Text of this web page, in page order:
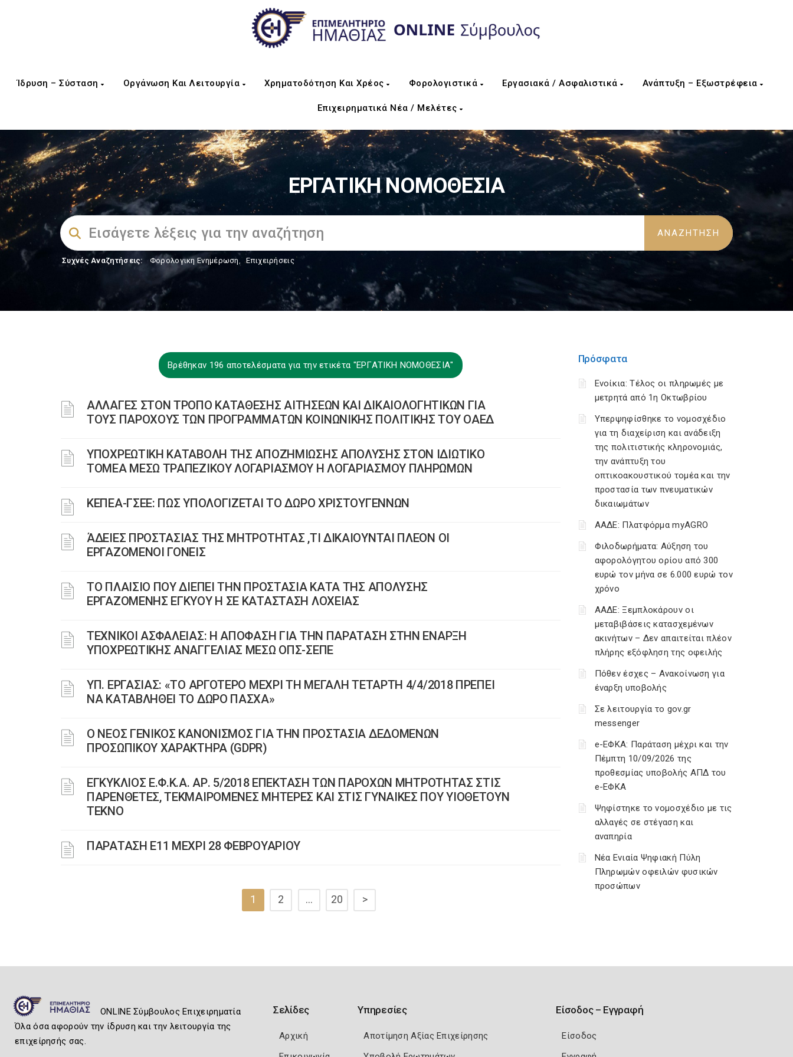
Ίδρυση – Σύσταση Οργάνωση Και Λειτουργία Χρηματοδότηση Και Χρέος Φορολογιστικά Εργασιακά / Ασφαλιστικά Ανάπτυξη – Εξωστρέφεια
Επιχειρηματικά Νέα / Μελέτες
ΕΡΓΑΤΙΚΗ ΝΟΜΟΘΕΣΙΑ
Συχνές Αναζητήσεις: Φορολογικη Ενημέρωση, Επιχειρήσεις
Βρέθηκαν 196 αποτελέσματα για την ετικέτα "ΕΡΓΑΤΙΚΗ ΝΟΜΟΘΕΣΙΑ"
ΑΛΛΑΓΕΣ ΣΤΟΝ ΤΡΟΠΟ ΚΑΤΑΘΕΣΗΣ ΑΙΤΗΣΕΩΝ ΚΑΙ ΔΙΚΑΙΟΛΟΓΗΤΙΚΩΝ ΓΙΑ
ΤΟΥΣ ΠΑΡΟΧΟΥΣ ΤΩΝ ΠΡΟΓΡΑΜΜΑΤΩΝ ΚΟΙΝΩΝΙΚΗΣ ΠΟΛΙΤΙΚΗΣ ΤΟΥ ΟΑΕΔ
YΠΟΧΡΕΩΤΙΚΗ ΚΑΤΑΒΟΛΗ ΤΗΣ ΑΠΟΖΗΜΙΩΣΗΣ ΑΠΟΛΥΣΗΣ ΣΤΟΝ ΙΔΙΩΤΙΚΟ
ΤΟΜΕΑ ΜΕΣΩ ΤΡΑΠΕΖΙΚΟΥ ΛΟΓΑΡΙΑΣΜΟΥ Η ΛΟΓΑΡΙΑΣΜΟΥ ΠΛΗΡΩΜΩΝ
ΚΕΠΕΑ-ΓΣΕΕ: ΠΩΣ ΥΠΟΛΟΓΙΖΕΤΑΙ ΤΟ ΔΩΡΟ ΧΡΙΣΤΟΥΓΕΝΝΩΝ
ΆΔΕΙΕΣ ΠΡΟΣΤΑΣΙΑΣ ΤΗΣ ΜΗΤΡΟΤΗΤΑΣ ,ΤΙ ΔΙΚΑΙΟΥΝΤΑΙ ΠΛΕΟΝ ΟΙ
ΕΡΓΑΖΟΜΕΝΟΙ ΓΟΝΕΙΣ
ΤΟ ΠΛΑΙΣΙΟ ΠΟΥ ΔΙΕΠΕΙ ΤΗΝ ΠΡΟΣΤΑΣΙΑ ΚΑΤΑ ΤΗΣ ΑΠΟΛΥΣΗΣ
ΕΡΓΑΖΟΜΕΝΗΣ ΕΓΚΥΟΥ Η ΣΕ ΚΑΤΑΣΤΑΣΗ ΛΟΧΕΙΑΣ
ΤΕΧΝΙΚΟΙ ΑΣΦΑΛΕΙΑΣ: Η ΑΠΟΦΑΣΗ ΓΙΑ ΤΗΝ ΠΑΡΑΤΑΣΗ ΣΤΗΝ ΕΝΑΡΞΗ
ΥΠΟΧΡΕΩΤΙΚΗΣ ΑΝΑΓΓΕΛΙΑΣ ΜΕΣΩ ΟΠΣ-ΣΕΠΕ
ΥΠ. ΕΡΓΑΣΙΑΣ: «ΤΟ ΑΡΓΟΤΕΡΟ ΜΕΧΡΙ ΤΗ ΜΕΓΑΛΗ ΤΕΤΑΡΤΗ 4/4/2018 ΠΡΕΠΕΙ
ΝΑ ΚΑΤΑΒΛΗΘΕΙ ΤΟ ΔΩΡΟ ΠΑΣΧΑ»
Ο ΝΕΟΣ ΓΕΝΙΚΟΣ ΚΑΝΟΝΙΣΜΟΣ ΓΙΑ ΤΗΝ ΠΡΟΣΤΑΣΙΑ ΔΕΔΟΜΕΝΩΝ
ΠΡΟΣΩΠΙΚΟΥ ΧΑΡΑΚΤΗΡΑ (GDPR)
ΕΓΚΥΚΛΙΟΣ Ε.Φ.Κ.Α. ΑΡ. 5/2018 ΕΠΕΚΤΑΣΗ ΤΩΝ ΠΑΡΟΧΩΝ ΜΗΤΡΟΤΗΤΑΣ ΣΤΙΣ
ΠΑΡΕΝΘΕΤΕΣ, ΤΕΚΜΑΙΡΟΜΕΝΕΣ ΜΗΤΕΡΕΣ ΚΑΙ ΣΤΙΣ ΓΥΝΑΙΚΕΣ ΠΟΥ ΥΙΟΘΕΤΟΥΝ
ΤΕΚΝΟ
ΠΑΡΑΤΑΣΗ Ε11 ΜΕΧΡΙ 28 ΦΕΒΡΟΥΑΡΙΟΥ
1 2 … 20 >
Πρόσφατα
Ενοίκια: Τέλος οι πληρωμές με
μετρητά από 1η Οκτωβρίου
Υπερψηφίσθηκε το νομοσχέδιο
για τη διαχείριση και ανάδειξη
της πολιτιστικής κληρονομιάς,
την ανάπτυξη του
οπτικοακουστικού τομέα και την
προστασία των πνευματικών
δικαιωμάτων
ΑΑΔΕ: Πλατφόρμα myAGRO
Φιλοδωρήματα: Αύξηση του
αφορολόγητου ορίου από 300
ευρώ τον μήνα σε 6.000 ευρώ τον
χρόνο
ΑΑΔΕ: Ξεμπλοκάρουν οι
μεταβιβάσεις κατασχεμένων
ακινήτων – Δεν απαιτείται πλέον
πλήρης εξόφληση της οφειλής
Πόθεν έσχες – Ανακοίνωση για
έναρξη υποβολής
Σε λειτουργία το gov.gr
messenger
e-ΕΦΚΑ: Παράταση μέχρι και την
Πέμπτη 10/09/2026 της
προθεσμίας υποβολής ΑΠΔ του
e-ΕΦΚΑ
Ψηφίστηκε το νομοσχέδιο με τις
αλλαγές σε στέγαση και
αναπηρία
Νέα Ενιαία Ψηφιακή Πύλη
Πληρωμών οφειλών φυσικών
προσώπων
ONLINE Σύμβουλος Επιχειρηματία
Όλα όσα αφορούν την ίδρυση και την λειτουργία της
επιχείρησής σας.
Σελίδες
Αρχική
Υπηρεσίες
Αποτίμηση Αξίας Επιχείρησης
Είσοδος – Εγγραφή
Είσοδος